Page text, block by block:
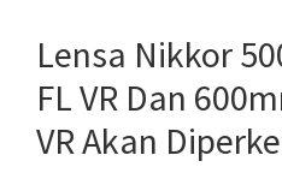
Tutorial
-
Berita
-
Lensa Nikkor
FL VR Dan
VR Akan